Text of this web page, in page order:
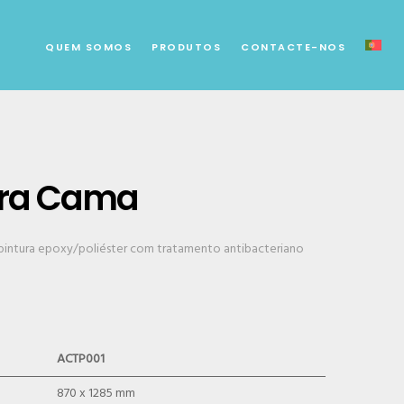
QUEM SOMOS PRODUTOS CONTACTE-NOS
Cama
epoxy/poliéster com tratamento antibacteriano
ACTP001
870 x 1285 mm